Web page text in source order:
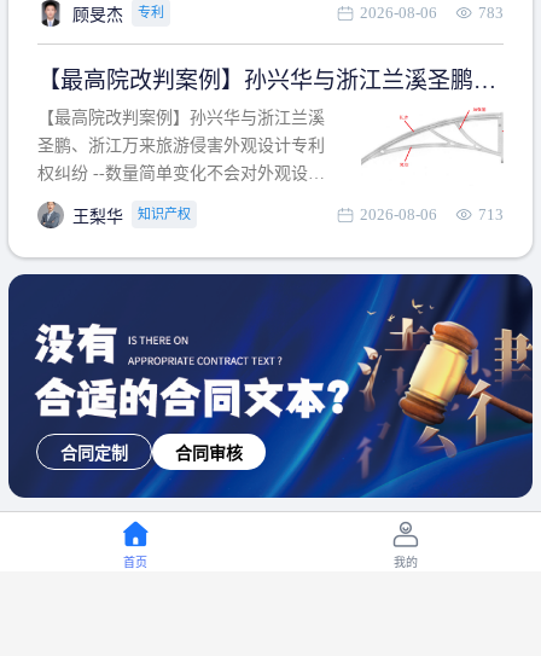
的视觉效果存在显著区别。故就使用状
保护范围确定进行了研究，将办案体会
与研究过程记录如下： 简要结论： 笔者
提出使用状态参考图应以
顾旻杰 专利 2026-08-06 783
【最高院改判案例】孙兴华与浙江兰溪圣鹏、
浙江万来旅游侵害外观设计专利权纠纷
【最高院改判案例】孙兴华与浙江兰溪
圣鹏、浙江万来旅游侵害外观设计专利
权纠纷 --数量简单变化不会对外观设计
产生视觉影响，及现有设计抗辩与专利
无效再审改判可以执行回转 【承办律
师】 王梨华 浙江杭知桥律师事务所 【案
民再2
王梨华 知识产权 2026-08-06 713
合同定制 合同审核
首页 我的